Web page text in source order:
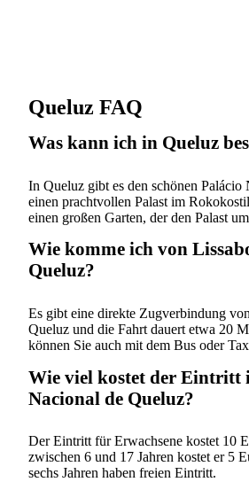
Queluz FAQ
Was kann ich in Queluz
In Queluz gibt es den schönen Palácio
einen prachtvollen Palast im
einen großen Garten, der den Palast
Wie komme ich von
Queluz?
Es gibt eine direkte Zugverbindung
Queluz und die Fahrt dauert etwa 20
können Sie auch mit dem Bus oder
Wie viel kostet der Eintritt
Nacional de Queluz?
Der Eintritt für Erwachsene kostet 10
zwischen 6 und 17 Jahren kostet er 5
sechs Jahren haben freien Eintritt.